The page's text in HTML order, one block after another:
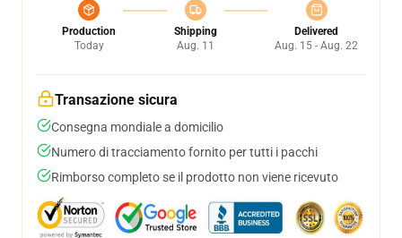
Production
Today
Shipping
Aug. 11
Delivered
Aug. 15 - Aug. 22
Transazione sicura
Consegna mondiale a domicilio
Numero di tracciamento fornito per tutti i pacchi
Rimborso completo se il prodotto non viene ricevuto